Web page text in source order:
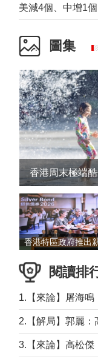
圖集
香港周末極端
閱讀排